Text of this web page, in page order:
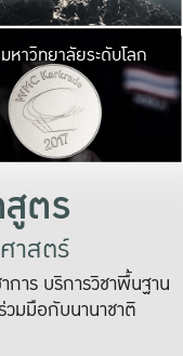
มหาวิ
เปลี่ยนแปลง แล
เพื่อทำง
ระบบสารสนเทศ
มหาวิทยาลัยระดับโลก
ตร
าสตร์
าร บริการวิชาพื้นฐาน
วมมือกับนานาชาติ